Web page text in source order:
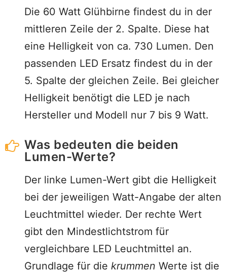
Die 60 Watt Glühbirne findest du in der
mittleren Zeile der 2. Spalte. Diese hat
eine Helligkeit von ca. 730 Lumen. Den
passenden LED Ersatz findest du in der
5. Spalte der gleichen Zeile. Bei gleicher
Helligkeit benötigt die LED je nach
Hersteller und Modell nur 7 bis 9 Watt.
Was bedeuten die beiden
Lumen-Werte?
Der linke Lumen-Wert gibt die Helligkeit
bei der jeweiligen Watt-Angabe der alten
Leuchtmittel wieder. Der rechte Wert
gibt den Mindestlichtstrom für
vergleichbare LED Leuchtmittel an.
Grundlage für die krummen Werte ist die